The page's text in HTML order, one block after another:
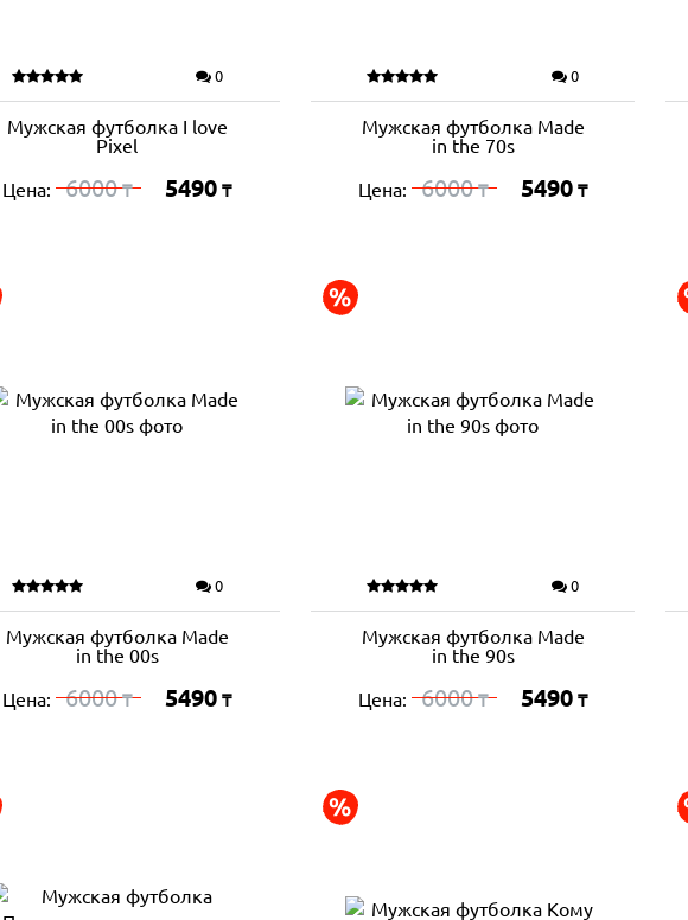
0
Мужская футболка I love
Pixel
Цена: 6000₸ 5490 ₸
0
Мужская футболка Made
in the 70s
Цена: 6000₸ 5490 ₸
0
Мужская футболка Made
in the 00s
Цена: 6000₸ 5490 ₸
0
Мужская футболка Made
in the 90s
Цена: 6000₸ 5490 ₸